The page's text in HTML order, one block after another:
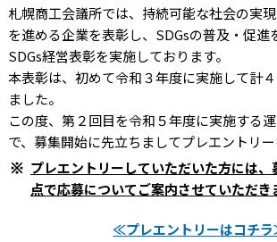
札幌商工会議所では、持続可能な社会の実
を進める企業を表彰し、SDGsの普及・促進
SDGs経営表彰を実施しております。
本表彰は、初めて令和３年度に実施して計
ました。
この度、第２回目を令和５年度に実施する
で、募集開始に先立ちましてプレエントリー
プレエントリーしていただいた方には
点で応募についてご案内させていただき
≪プレエントリーはコチ